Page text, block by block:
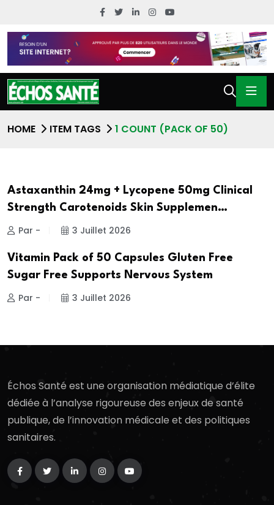
HOME ITEM TAGS 1 COUNT (PACK OF 50)
Astaxanthin 24mg + Lycopene 50mg Clinical
Strength Carotenoids Skin Supplemen…
Par - 3 Juillet 2026
Vitamin Pack of 50 Capsules Gluten Free
Sugar Free Supports Nervous System
Par - 3 Juillet 2026
Échos Santé est une organisation médiatique d’élite
dédiée à l’analyse rigoureuse des enjeux de santé
publique, de l’innovation médicale et des politiques
sanitaires.